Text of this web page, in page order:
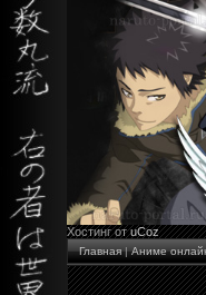
Хостинг отuCoz
Главная|Аниме